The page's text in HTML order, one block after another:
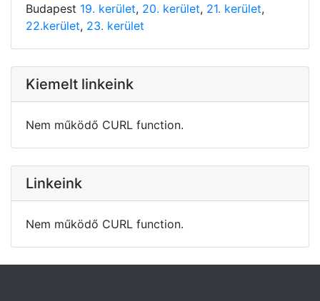
Budapest 19. kerület, 20. kerület, 21. kerület,
22.kerület, 23. kerület
Kiemelt linkeink
Nem működő CURL function.
Linkeink
Nem működő CURL function.